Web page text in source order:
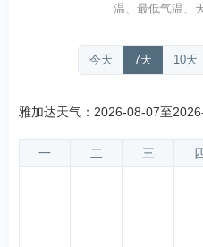
温、最低气温、
今天 7天 10天
雅加达天气：2026-08-07至
一 二 三